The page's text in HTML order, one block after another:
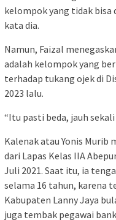
kelompok yang tidak bisa
kata dia.
Namun, Faizal
adalah kelompok yang
terhadap tukang ojek di
2023 lalu.
“Itu pasti beda, jauh
Kalenak atau Yonis Murib
dari Lapas Kelas IIA
Juli 2021. Saat itu, ia
selama 16 tahun, karena
Kabupaten Lanny Jaya
juga tembak pegawai